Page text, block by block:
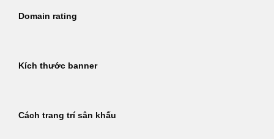
Domain rating
Kích thước banner
Cách trang trí sân khấu